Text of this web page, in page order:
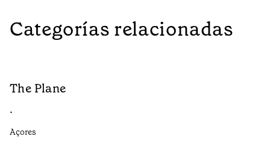
Categorías relacionadas
The Plane
•
Açores